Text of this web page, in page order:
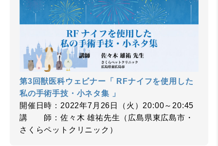
第3回獣医科ウェビナー「 RFナイフを使用した
私の手術手技・小ネタ集 」
開催日時：2022年7月26日（火）20:00～20:45
講 師：佐々木 雄祐先生（広島県東広島市・
さくらペットクリニック）